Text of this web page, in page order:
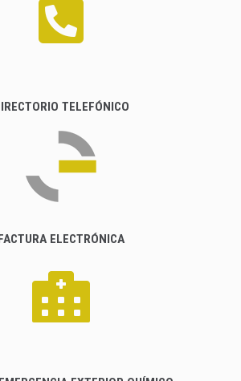
TELEFÓNICO
ELECTRÓNICA